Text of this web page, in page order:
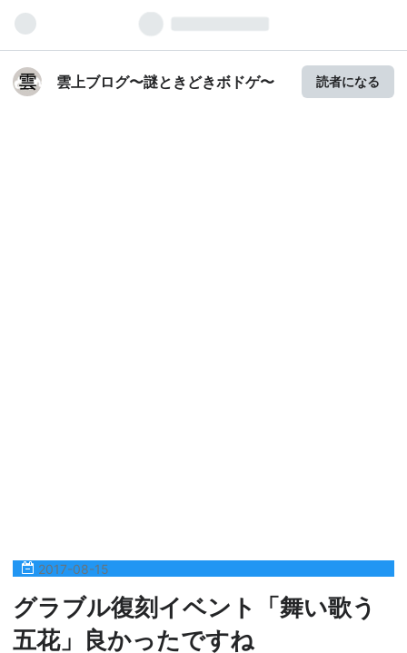
雲上ブログ〜謎ときどきボドゲ〜 読者になる
2017-08-15
グラブル復刻イベント「舞い歌う
五花」良かったですね